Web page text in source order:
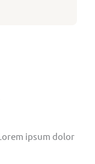
ipsum dolor